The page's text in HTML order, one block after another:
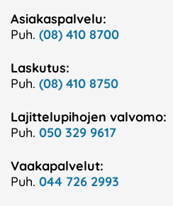
Asiakaspalvelu:
Puh. (08) 410 8700
Laskutus:
Puh. (08) 410 8750
Lajittelupihojen valvomo:
Puh. 050 329 9617
Vaakapalvelut:
Puh. 044 726 2993